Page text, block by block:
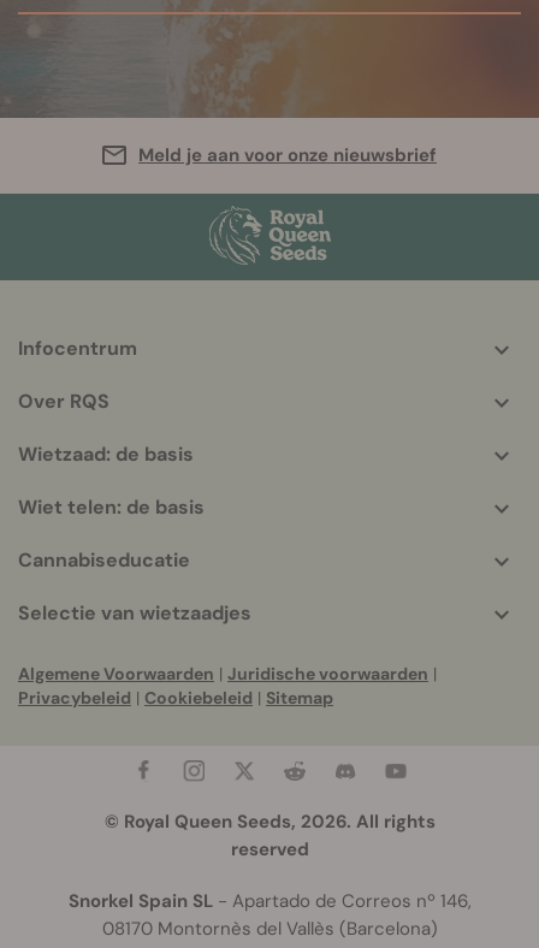
Meld je aan voor onze nieuwsbrief
More
info
Infocentrum
Over RQS
Wietzaad: de basis
Wiet telen: de basis
Cannabiseducatie
Selectie van wietzaadjes
Algemene Voorwaarden | Juridische voorwaarden |
Privacybeleid | Cookiebeleid | Sitemap
© Royal Queen Seeds, 2026. All rights
reserved
Snorkel Spain SL- Apartado de Correos nº 146,
08170 Montornès del Vallès (Barcelona)